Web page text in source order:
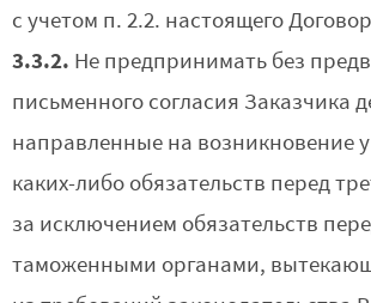
с учетом п. 2.2. настоящего
3.3.2. Не предпринимать без
письменного согласия Заказчика
направленные на возникновение
каких-либо обязательств перед
за исключением обязательств
таможенными органами,